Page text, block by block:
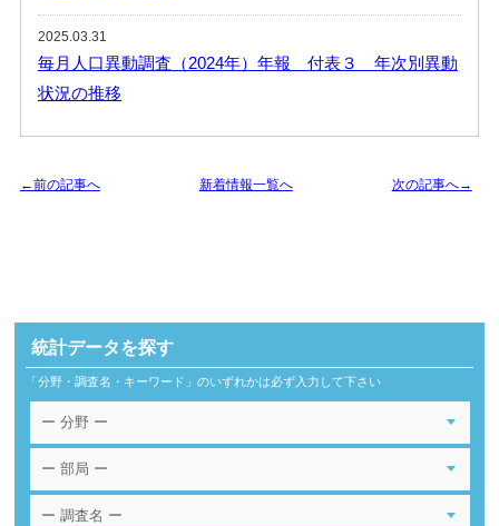
2025.03.31
毎月人口異動調査（2024年）年報 付表３ 年次別異動
状況の推移
←前の記事へ 新着情報一覧へ 次の記事へ→
統計データを探す
「分野・調査名・キーワード」のいずれかは必ず入力して下さい